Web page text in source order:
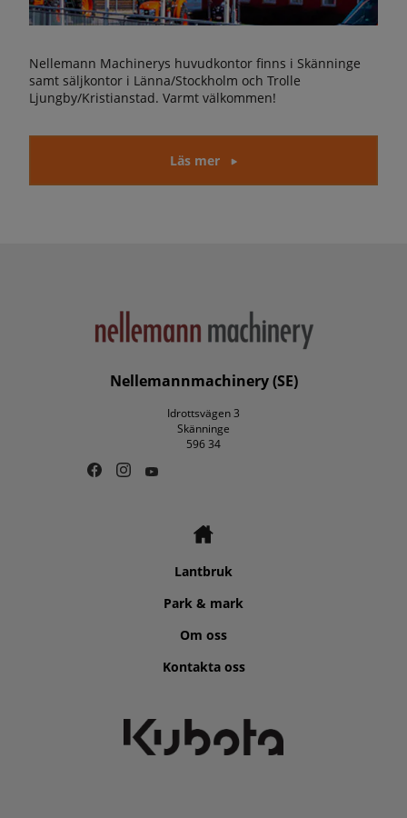
Nellemann Machinerys huvudkontor finns i Skänninge
samt säljkontor i Länna/Stockholm och Trolle
Ljungby/Kristianstad. Varmt välkommen!
Läs mer
Nellemannmachinery (SE)
Idrottsvägen 3
Skänninge
596 34
Lantbruk
Park & mark
Om oss
Kontakta oss